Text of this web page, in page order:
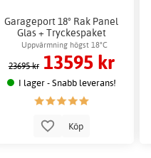
Garageport 18° Rak Panel
Glas + Tryckespaket
Uppvärmning högst 18°C
23695 kr 13595 kr
I lager - Snabb leverans!
Köp